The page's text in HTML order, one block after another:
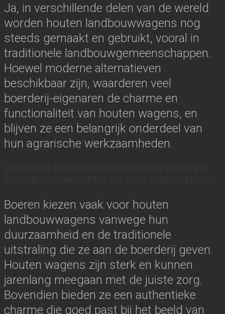
Ja, in verschillende delen van de wereld
worden houten landbouwwagens nog
steeds gemaakt en gebruikt, vooral in
traditionele landbouwgemeenschappen.
Hoewel moderne alternatieven
beschikbaar zijn, waarderen veel
boerderij-eigenaren de charme en
functionaliteit van houten wagens, en
blijven ze een belangrijk onderdeel van
hun agrarische werkzaamheden.
Boeren kiezen vaak voor houten
landbouwwagens vanwege hun
duurzaamheid en de traditionele
uitstraling die ze aan de boerderij geven.
Houten wagens zijn sterk en kunnen
jarenlang meegaan met de juiste zorg.
Bovendien bieden ze een authentieke
charme die goed past bij het beeld van